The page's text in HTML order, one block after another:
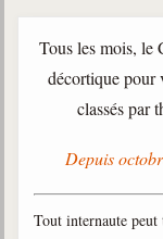
Les hommes
Allan Kardec
1804-1869
1846-1927
1857-1926
Tous les mois, le
décortique pour
classés par
Depuis
Tout internaute